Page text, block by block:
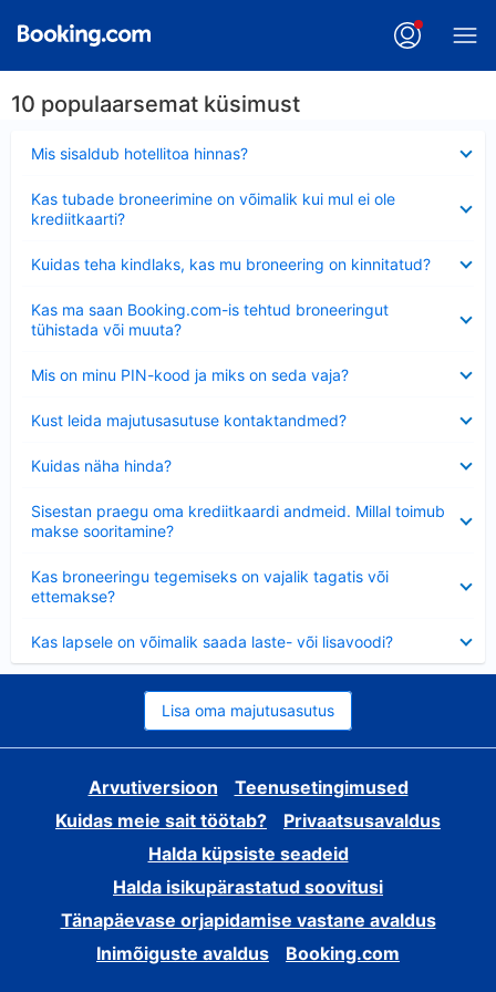
10 populaarsemat küsimust
Mis sisaldub hotellitoa hinnas?
Kas tubade broneerimine on võimalik kui mul ei ole
krediitkaarti?
Kuidas teha kindlaks, kas mu broneering on kinnitatud?
Kas ma saan Booking.com-is tehtud broneeringut
tühistada või muuta?
Mis on minu PIN-kood ja miks on seda vaja?
Kust leida majutusasutuse kontaktandmed?
Kuidas näha hinda?
Sisestan praegu oma krediitkaardi andmeid. Millal toimub
makse sooritamine?
Kas broneeringu tegemiseks on vajalik tagatis või
ettemakse?
Kas lapsele on võimalik saada laste- või lisavoodi?
Lisa oma majutusasutus
Arvutiversioon
Teenusetingimused
Kuidas meie sait töötab?
Privaatsusavaldus
Halda küpsiste seadeid
Halda isikupärastatud soovitusi
Tänapäevase orjapidamise vastane avaldus
Inimõiguste avaldus
Booking.com